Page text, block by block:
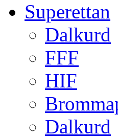
Superettan
Dalkurd
FFF
HIF
Dalkurd